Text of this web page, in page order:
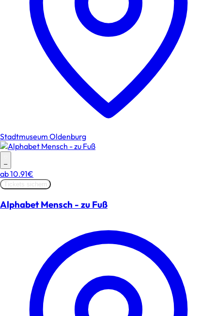
Stadtmuseum Oldenburg
–
ab10.91€
Tickets sichern
Alphabet Mensch - zu Fuß